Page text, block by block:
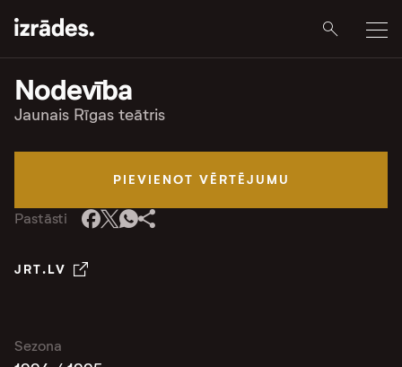
Nodevība
Jaunais Rīgas teātris
PIEVIENOT VĒRTĒJUMU
Pastāsti
JRT.LV
Sezona